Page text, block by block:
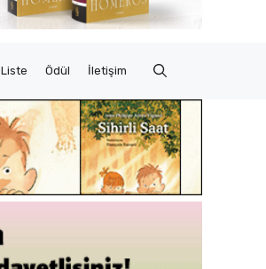
Liste Ödül İletişim